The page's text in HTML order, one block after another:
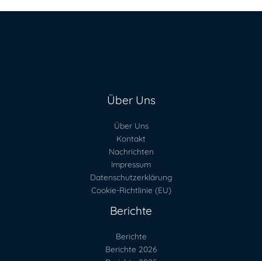
Über Uns
Über Uns
Kontakt
Nachrichten
Impressum
Datenschutzerklärung
Cookie-Richtlinie (EU)
Berichte
Berichte
Berichte 2026